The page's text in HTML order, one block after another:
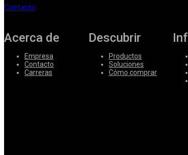
Contacto
Acerca de
Empresa
Contacto
Carreras
Descubrir
Productos
Soluciones
Cómo comprar